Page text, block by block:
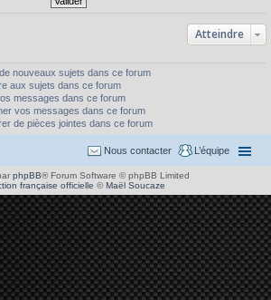
Atteindre
nouveaux sujets dans ce forum
aux sujets dans ce forum
messages dans ce forum
vos messages dans ce forum
de pièces jointes dans ce forum
L’équipe
Nous contacter
phpBB® Forum Software © phpBB Limited
française officielle ©Maël Soucaze